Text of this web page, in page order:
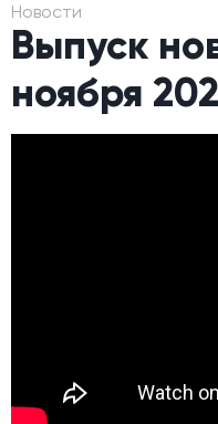
Новости
Выпуск
ноября